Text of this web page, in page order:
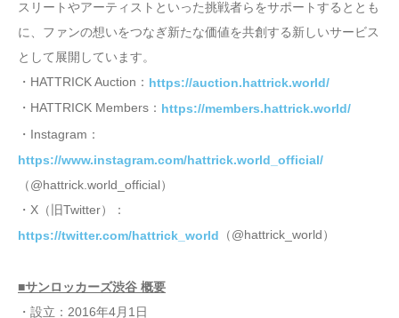
スリートやアーティストといった挑戦者らをサポートするととも
に、ファンの想いをつなぎ新たな価値を共創する新しいサービス
として展開しています。
・HATTRICK Auction： https://auction.hattrick.world/
・HATTRICK Members： https://members.hattrick.world/
・Instagram：
https://www.instagram.com/hattrick.world_official/
（@hattrick.world_official）
・X（旧Twitter）：
https://twitter.com/hattrick_world （@hattrick_world）
■サンロッカーズ渋谷 概要
・設立：2016年4月1日